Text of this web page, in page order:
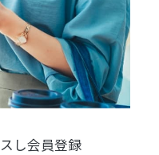
し会員登録